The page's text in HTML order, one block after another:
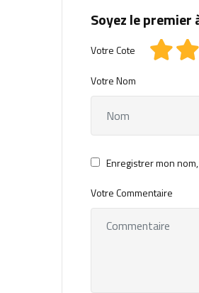
Soyez le
Votre Cote
Votre Nom
Enregistrer mon
Votre Commentaire